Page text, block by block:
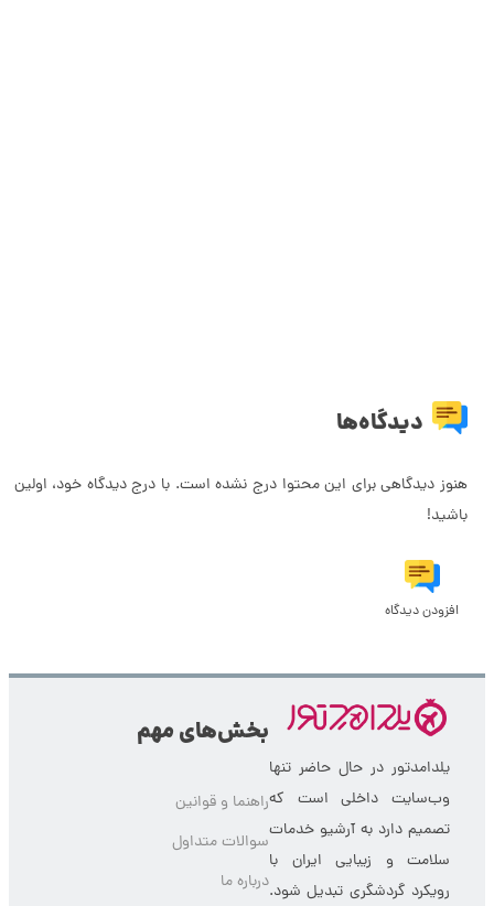
دیدگاه‌ها
هنوز دیدگاهی برای این محتوا درج نشده است. با درج دیدگاه خود، اولین
باشید!
افزودن دیدگاه
یلدامدتور در حال حاضر تنها
وب‌سایت داخلی است که
تصمیم دارد به آرشیو خدمات
سلامت و زیبایی ایران با
رویکرد گردشگری تبدیل شود.
بخش‌های مهم
راهنما و قوانین
سوالات متداول
درباره ما